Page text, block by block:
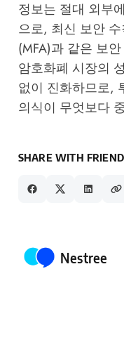
정보는 절대 외부
으로, 최신 보안
(MFA)과 같은 보
암호화폐 시장의
없이 진화하므로,
의식이 무엇보다
SHARE WITH
Posted by
Nestree